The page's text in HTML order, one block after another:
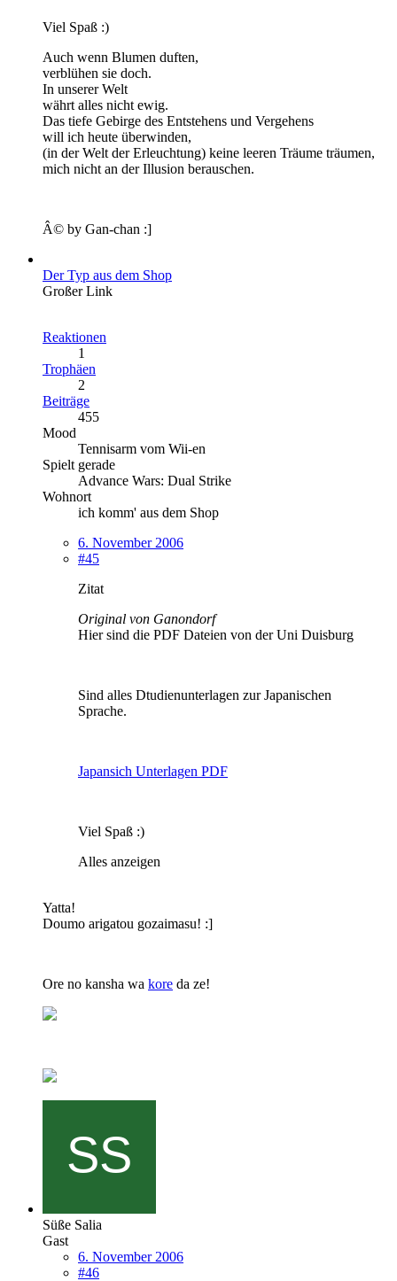
Viel Spaß :)
Auch wenn Blumen duften,
verblühen sie doch.
In unserer Welt
währt alles nicht ewig.
Das tiefe Gebirge des Entstehens und Vergehens
will ich heute überwinden,
(in der Welt der Erleuchtung) keine leeren Träume träumen,
mich nicht an der Illusion berauschen.
Â© by Gan-chan :]
Der Typ aus dem Shop
Großer Link
Reaktionen
1
Trophäen
2
Beiträge
455
Mood
Tennisarm vom Wii-en
Spielt gerade
Advance Wars: Dual Strike
Wohnort
ich komm' aus dem Shop
6. November 2006
#45
Zitat
Original von Ganondorf
Hier sind die PDF Dateien von der Uni Duisburg
Sind alles Dtudienunterlagen zur Japanischen
Sprache.
Japansich Unterlagen PDF
Viel Spaß :)
Alles anzeigen
Yatta!
Doumo arigatou gozaimasu! :]
Ore no kansha wa kore da ze!
Süße Salia
Gast
6. November 2006
#46